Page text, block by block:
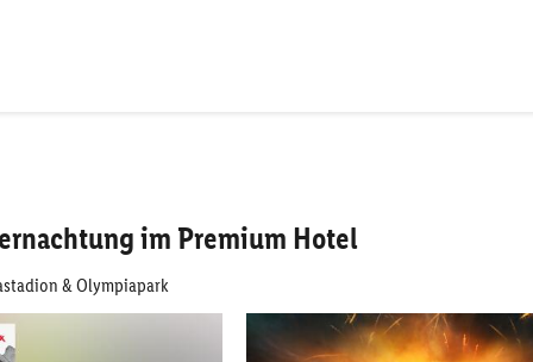
im Premium Hotel
& Olympiapark